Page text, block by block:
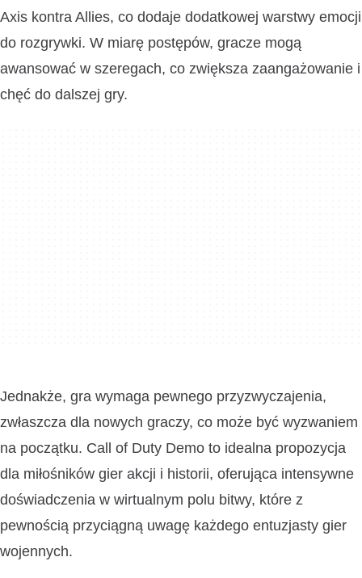
Axis kontra Allies, co dodaje dodatkowej warstwy emocji
do rozgrywki. W miarę postępów, gracze mogą
awansować w szeregach, co zwiększa zaangażowanie i
chęć do dalszej gry.
Jednakże, gra wymaga pewnego przyzwyczajenia,
zwłaszcza dla nowych graczy, co może być wyzwaniem
na początku. Call of Duty Demo to idealna propozycja
dla miłośników gier akcji i historii, oferująca intensywne
doświadczenia w wirtualnym polu bitwy, które z
pewnością przyciągną uwagę każdego entuzjasty gier
wojennych.